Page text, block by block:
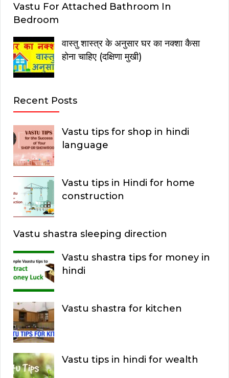
Vastu For Attached Bathroom In
Bedroom
वास्तु शास्त्र के अनुसार घर का नक्शा कैसा
होना चाहिए (दक्षिणा मुखी)
Recent Posts
Vastu tips for shop in hindi
language
Vastu tips in Hindi for home
construction
Vastu shastra sleeping direction
Vastu shastra tips for money in
hindi
Vastu shastra for kitchen
Vastu tips in hindi for wealth